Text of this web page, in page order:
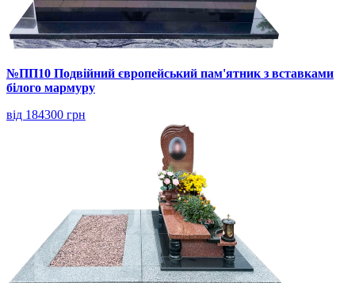
№ПП10 Подвійний європейський пам'ятник з вставками
білого мармуру
від 184300 грн